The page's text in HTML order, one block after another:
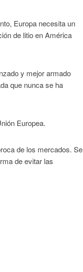
Europa necesita un
de litio en América
y mejor armado
que nunca se ha
Europea.
de los mercados. Se
de evitar las